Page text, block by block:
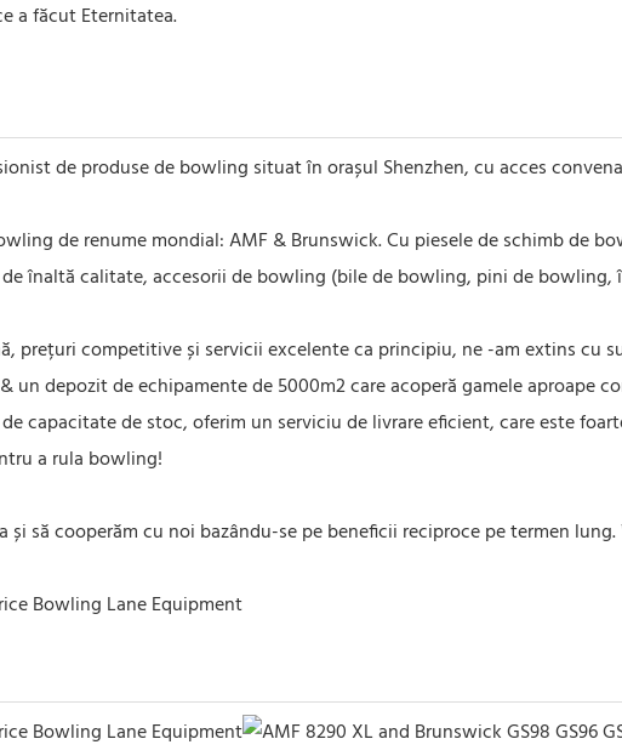
a făcut Eternitatea.
de produse de bowling situat în orașul Shenzhen, cu acces
de renume mondial: AMF & Brunswick. Cu piesele de schimb de
înaltă calitate, accesorii de bowling (bile de bowling, pini de
prețuri competitive și servicii excelente ca principiu, ne -am extins cu
depozit de echipamente de 5000m2 care acoperă gamele aproape
capacitate de stoc, oferim un serviciu de livrare eficient, care este
a rula bowling!
să cooperăm cu noi bazându-se pe beneficii reciproce pe termen